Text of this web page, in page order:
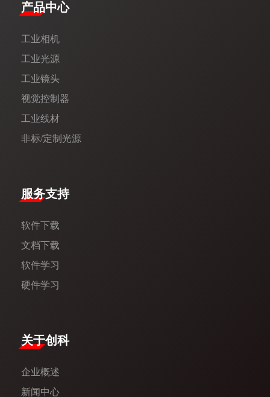
产品中心
工业相机
工业光源
工业镜头
视觉控制器
工业线材
非标/定制光源
服务支持
软件下载
文档下载
软件学习
硬件学习
​关于创科​
企业概述
新闻中心​